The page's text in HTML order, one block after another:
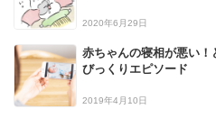
2020年6月29日
赤ちゃんの寝相が悪い！
びっくりエピソード
2019年4月10日